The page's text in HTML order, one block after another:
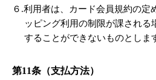
６.利用者は、カード会員規約の定
ッピング利用の制限が課される
することができないものとしま
第11条（支払方法）